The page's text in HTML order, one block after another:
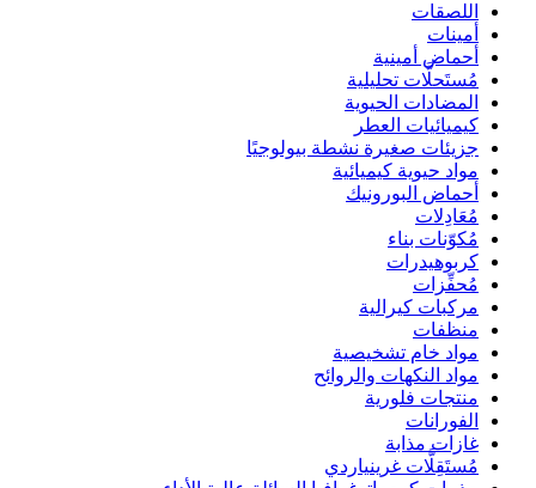
اللصقات
أمينات
أحماض أمينية
مُستَحلَّات تحليلية
المضادات الحيوية
كيميائيات العطر
جزيئات صغيرة نشطة بيولوجيًا
مواد حيوية كيميائية
أحماض البورونيك
مُعَادِلات
مُكوّنات بناء
كربوهيدرات
مُحفِّزات
مركبات كيرالية
منظفات
مواد خام تشخيصية
مواد النكهات والروائح
منتجات فلورية
الفورانات
غازات مذابة
مُستَقِلَّات غرينياردي